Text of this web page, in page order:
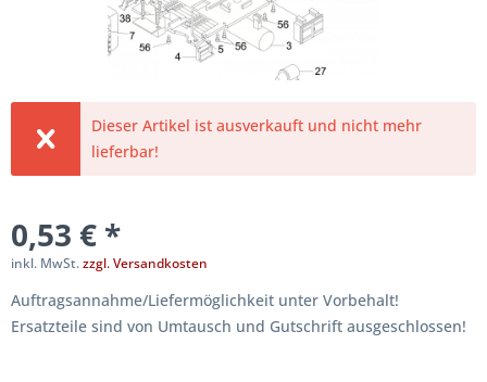
Dieser Artikel ist ausverkauft und nicht mehr
lieferbar!
0,53 € *
inkl. MwSt.zzgl. Versandkosten
Auftragsannahme/Liefermöglichkeit unter Vorbehalt!
Ersatzteile sind von Umtausch und Gutschrift ausgeschlossen!